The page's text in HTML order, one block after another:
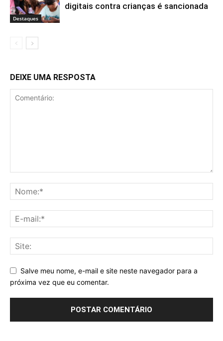
Destaques
digitais contra crianças é sancionada
DEIXE UMA RESPOSTA
Salve meu nome, e-mail e site neste navegador para a
próxima vez que eu comentar.